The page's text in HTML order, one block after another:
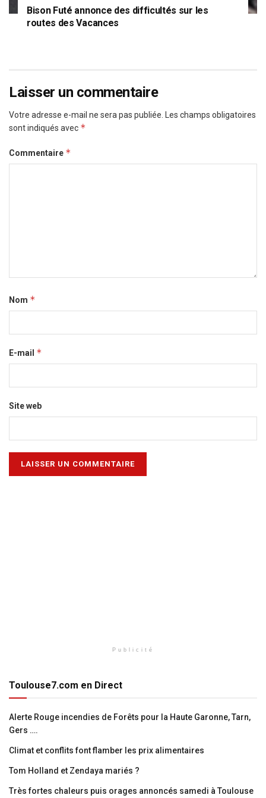
Bison Futé annonce des difficultés sur les
routes des Vacances
Laisser un commentaire
Votre adresse e-mail ne sera pas publiée.
Les champs obligatoires
sont indiqués avec *
Commentaire *
Nom *
E-mail *
Site web
Publicité
Toulouse7.com en Direct
Alerte Rouge incendies de Forêts pour la Haute Garonne, Tarn,
Gers ….
Climat et conflits font flamber les prix alimentaires
Tom Holland et Zendaya mariés ?
Très fortes chaleurs puis orages annoncés samedi à Toulouse